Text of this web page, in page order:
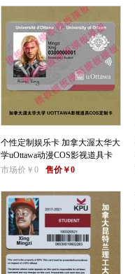
个性定制娱乐卡 加拿大渥太华大
学uOttawa动漫COS影视道具卡
市场价￥0
售价￥0